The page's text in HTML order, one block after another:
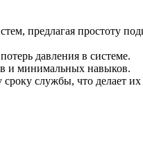
предлагая простоту
давления в системе.
и минимальных навыков.
сроку службы, что делает